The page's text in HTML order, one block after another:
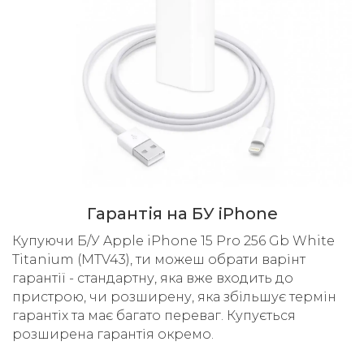
Гарантія на БУ iPhone
Купуючи Б/У Apple iPhone 15 Pro 256 Gb White
Titanium (MTV43), ти можеш обрати варінт
гарантії - стандартну, яка вже входить до
пристрою, чи розширену, яка збільшує термін
гарантіх та має багато переваг. Купується
розширена гарантія окремо.